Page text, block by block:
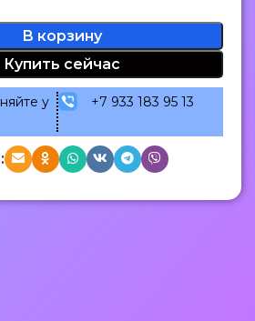
В корзину
Купить сейчас
у
+7 933 183 95 13